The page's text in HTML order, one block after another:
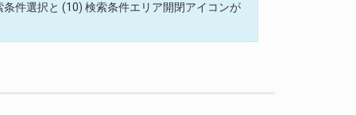
件選択と (10) 検索条件エリア開閉アイコンが